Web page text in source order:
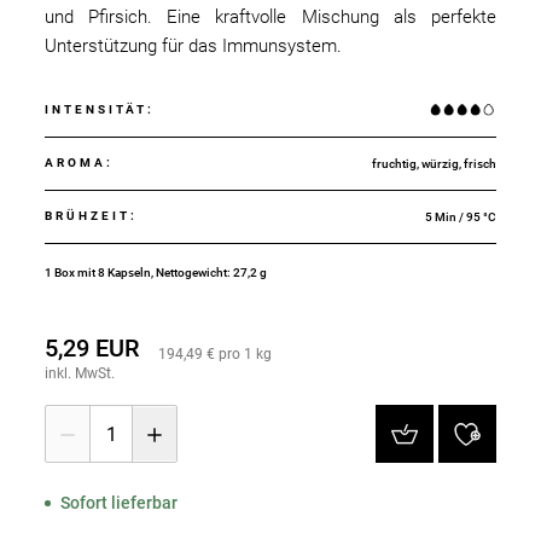
und Pfirsich. Eine kraftvolle Mischung als perfekte
Unterstützung für das Immunsystem.
INTENSITÄT:
AROMA: fruchtig, würzig, frisch
BRÜHZEIT: 5 Min / 95 °C
1 Box mit 8 Kapseln, Nettogewicht: 27,2 g
5,29 EUR
inkl. MwSt.
194,49 € pro 1 kg
1
Sofort lieferbar